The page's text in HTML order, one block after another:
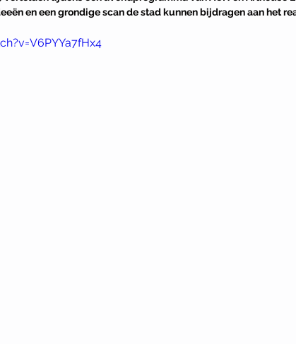
en een grondige scan de stad kunnen bijdragen aan het